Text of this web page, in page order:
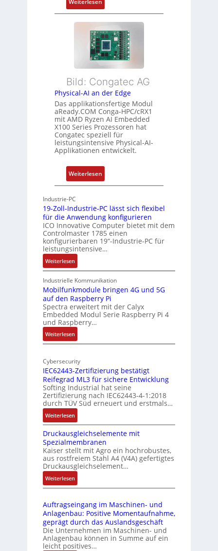
u
s
t
a
n
d
ü
b
e
r
w
a
c
h
u
n
g
ü
r
m
e
h
r
i
s
t
u
n
g
F
l
e
x
i
b
e
E
t
h
e
r
c
a
t
-
A
c
h
i
t
e
r
Bild: Congatec AG
Physical-AI an der Edge
Das applikationsfertige Modul
aReady.COM Conga-HPC/cRX1
mit AMD Ryzen AI Embedded
X100 Series Prozessoren hat
Congatec speziell für
leistungsintensive Physical-AI-
Applikationen entwickelt.
Weiterlesen:
P
s
i
c
a
I
a
n
d
E
g
e
Industrie-PC
19-Zoll-Industrie-PC lässt sich flexibel
für die Anwendung konfigurieren
ICO Innovative Computer bietet mit dem
Controlmaster 1785 einen
konfigurierbaren 19“-Industrie-PC für
leistungsintensive…
Weiterlesen:
1
9
-
Z
o
l
l
-
I
d
u
t
r
i
e
-
P
C
l
ä
s
s
s
c
h
f
l
Industrielle Kommunikation
Mobilfunkmodule bringen 4G und 5G
auf den Raspberry Pi
Spectra erweitert mit der Calyx
Embedded Modul Serie Raspberry Pi 4
und Raspberry…
Weiterlesen:
M
b
i
f
u
n
k
m
o
d
u
l
e
b
r
i
n
e
n
4
Cybersecurity
IEC62443-Zertifizierung bestätigt
Reifegrad ML3 für sichere Entwicklung
Softing Industrial hat seine
Zertifizierung nach IEC62443-4-1:2018
durch TÜV Süd erneuert und erstmals…
Weiterlesen:
I
E
C
6
2
4
4
3
Z
e
r
t
i
Druckausgleichselemente mit
Spezialmembranen
Kaiser stellt mit Agro ein hochrobustes,
aus rostfreiem Stahl A4 (V4A) gefertigtes
Druckausgleichselement…
Weiterlesen:
D
u
c
k
a
u
Auftragseingang im Maschinen- und
Anlagenbau: Positive Momentaufnahme,
geprägt durch das Auslandsgeschäft
Die Unternehmen im Maschinen- und
Anlagenbau können in Summe auf ein
leicht positives…